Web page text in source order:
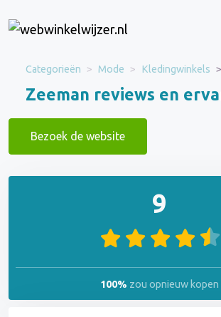
Categorieën Mode Kledingwinkels
Zeeman reviews en
Bezoek de website
9
100% zou opnieuw kopen